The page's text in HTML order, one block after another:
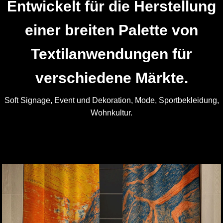
Entwickelt für die Herstellung
einer breiten Palette von
Textilanwendungen für
verschiedene Märkte.
Soft Signage, Event und Dekoration, Mode, Sportbekleidung,
Wohnkultur.